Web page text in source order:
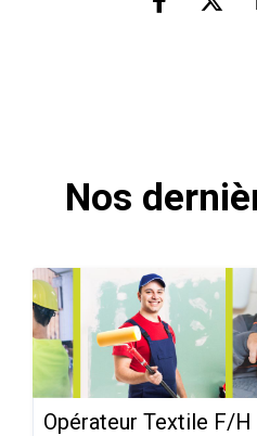
Nos
Opérateur Textile F/H